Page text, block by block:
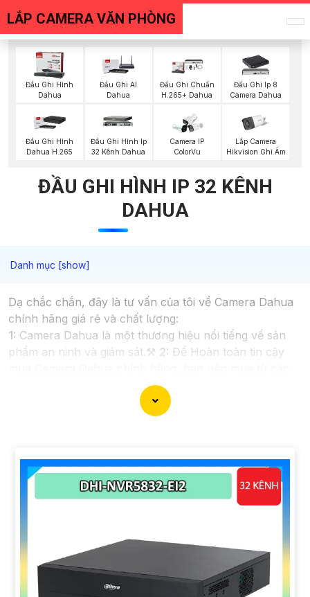
LẮP CAMERA VĂN PHÒNG
Đầu Ghi Hình
Dahua
Đầu Ghi AI
Dahua
Đầu Ghi Chuẩn
H.265+ Dahua
Đầu Ghi Ip 8
Camera Dahua
Đầu Ghi Hình
Dahua H.265
Đầu Ghi Hình Ip
32 Kênh Dahua
Camera IP
ColorVu
Lắp Camera
Hikvision Ghi Âm
ĐẦU GHI HÌNH IP 32 KÊNH
DAHUA
Dạ chắc chắn, đây là tư vấn của tôi về Camera Dahua
chính hãng giá rẻ và chất lượng:
1: Camera Dahua là một thương hiệu nổi tiếng về sản
phẩm an ninh và giám sát.⚒ 2: Để Hoàn toàn tin cậy
cửa hàng uy tín hoặc các đại lý chính thức của
Mức giá của Camera Dahua có thể thay đổi
tùy vào model và chức năng của camera. Bạn nên tìm
năng thông minh và độ tin cậy.💖5:Nếu bạn muốn tìm
camera Dahua giá rẻ, bạn có thể tham khảo trên các
website thương mại điện tử hoặc tại các cửa hàng điện
lựa được Camera Dahua chính hãng, giá rẻ và chất
lượng. Nếu bạn có thêm câu hỏi hoặc cần tư vấn thêm,
đừng ngần ngại để lại Cung cấp cho công trình biết.